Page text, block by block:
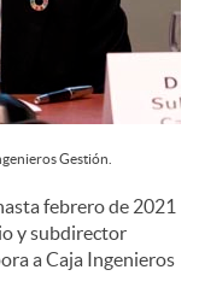
Gestión.
febrero de 2021
y subdirector
a Caja Ingenieros